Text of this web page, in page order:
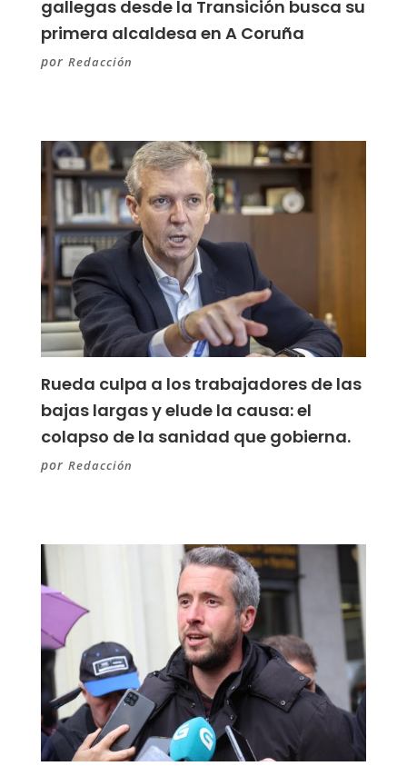
gallegas desde la Transición busca su
primera alcaldesa en A Coruña
por Redacción
Rueda culpa a los trabajadores de las
bajas largas y elude la causa: el
colapso de la sanidad que gobierna.
por Redacción